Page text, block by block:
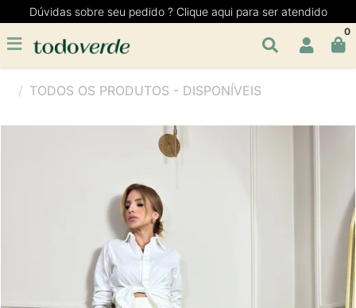
Dúvidas sobre seu pedido ? Clique aqui para ser atendido
0
TODOS OS PRODUTOS - DISPONÍVEIS